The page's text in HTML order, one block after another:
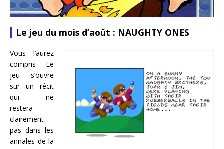
Le jeu du mois d’août : NAUGHTY ONES
Vous l’aurez
compris : Le
jeu s’ouvre
sur un récit
qui ne
restera
clairement
pas dans les
annales de la